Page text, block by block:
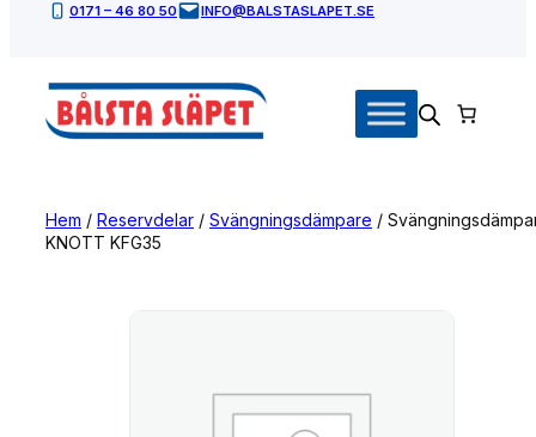
0171 – 46 80 50 INFO@BALSTASLAPET.SE
Hem / Reservdelar / Svängningsdämpare /
KNOTT KFG35